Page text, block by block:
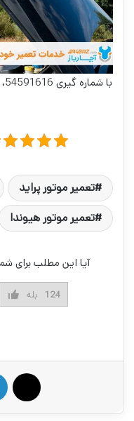
تعمیر موتور پراید
تعمیر موتور هیوندا
آیا این مطلب برای
بله 124